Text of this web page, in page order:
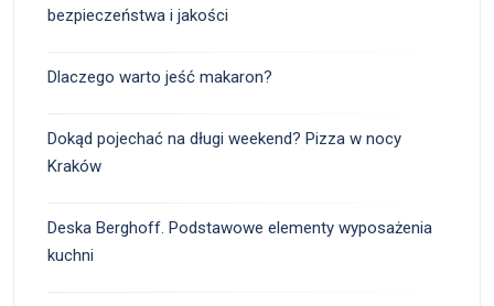
bezpieczeństwa i jakości
Dlaczego warto jeść makaron?
Dokąd pojechać na długi weekend? Pizza w nocy
Kraków
Deska Berghoff. Podstawowe elementy wyposażenia
kuchni